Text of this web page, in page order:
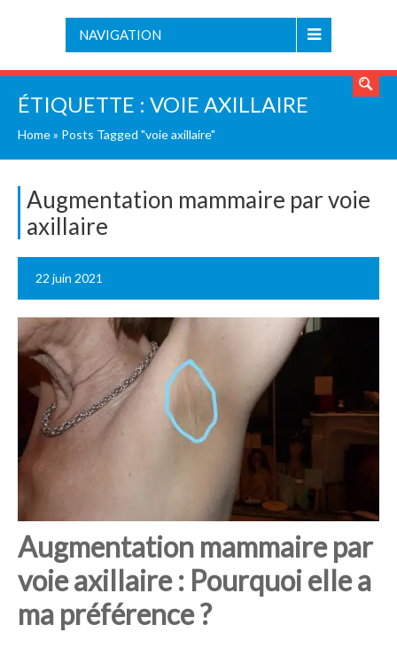
NAVIGATION
ÉTIQUETTE : VOIE AXILLAIRE
Home» Posts Tagged "voie axillaire"
Augmentation mammaire par voie
axillaire
22 juin 2021
Augmentation mammaire par
voie axillaire : Pourquoi elle a
ma préférence ?